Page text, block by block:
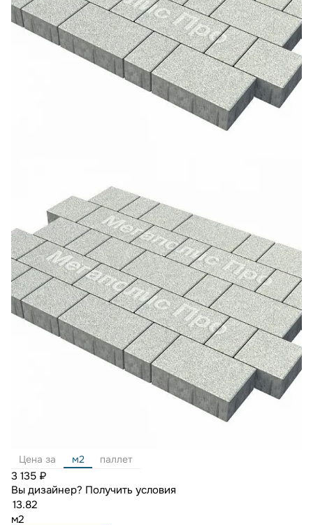
Цена за м2 паллет
3 135 ₽
Вы дизайнер? Получить условия
м2